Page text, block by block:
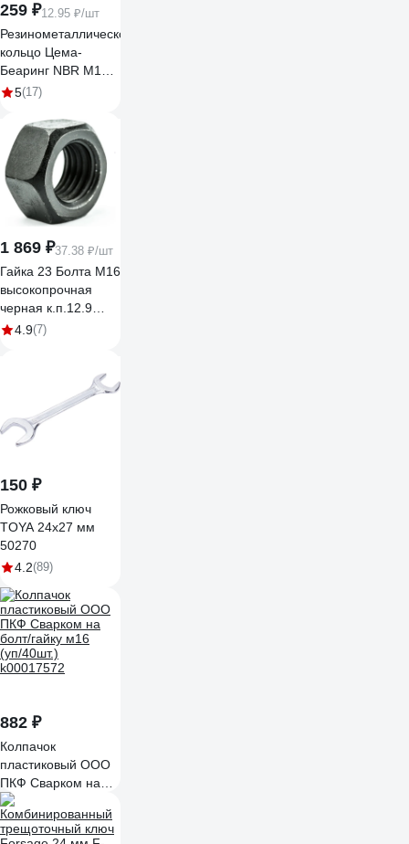
259 ₽12.95 ₽/шт
Резинометаллическое
кольцо Цема-
Беаринг NBR M16
16,7х24х1,5 мм, 20
5(17)
1 869 ₽37.38 ₽/шт
Гайка 23 Болта М16
высокопрочная
черная к.п.12.9
ГОСТ 5927,50 шт.
4.9(7)
150 ₽
Рожковый ключ
TOYA 24х27 мм
50270
4.2(89)
882 ₽
Колпачок
пластиковый ООО
ПКФ Сварком на
болт/гайку м16
(уп/40шт.)
k00017572